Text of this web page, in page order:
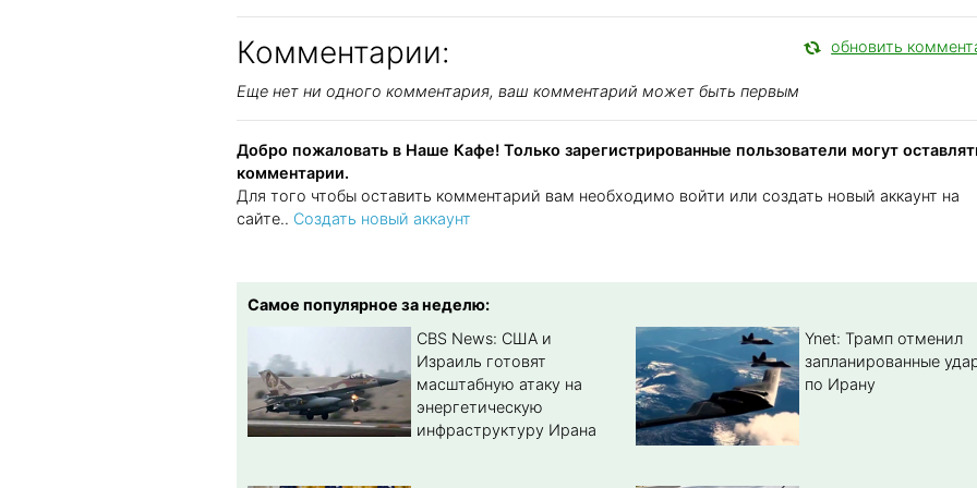
Комментарии: обновить
Еще нет ни одного комментария, ваш комментарий может быть первым
Добро пожаловать в Наше Кафе! Только зарегистрированные пользователи могут
комментарии.
Для того чтобы оставить комментарий вам необходимо войти или создать новый аккаунт на
сайте.. Создать новый аккаунт
Самое популярное за неделю:
CBS News: США и
Израиль готовят
масштабную атаку на
энергетическую
инфраструктуру Ирана
Ynet: Трамп отменил
запланированные
по Ирану